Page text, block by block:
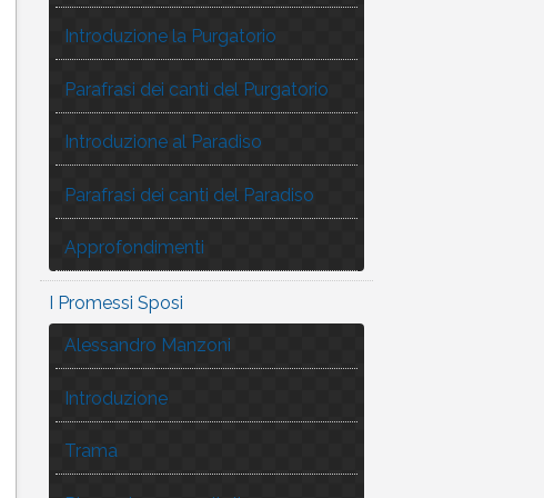
Introduzione la Purgatorio
Parafrasi dei canti del Purgatorio
Introduzione al Paradiso
Parafrasi dei canti del Paradiso
Approfondimenti
I Promessi Sposi
Alessandro Manzoni
Introduzione
Trama